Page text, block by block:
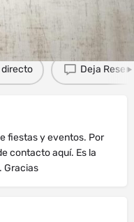
directo Deja
fiestas y eventos. Por
contacto aquí. Es la
Gracias